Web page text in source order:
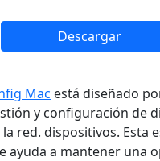
Descargar
Mac está diseñado
y configuración de
red. dispositivos. Esta
ayuda a mantener una